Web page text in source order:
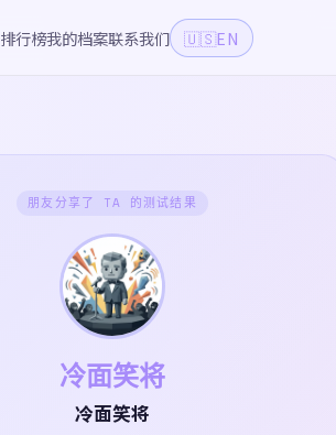
排行榜我的档案联系我们 🇺🇸EN
朋友分享了 TA 的测试结果
冷面笑将
冷面笑将